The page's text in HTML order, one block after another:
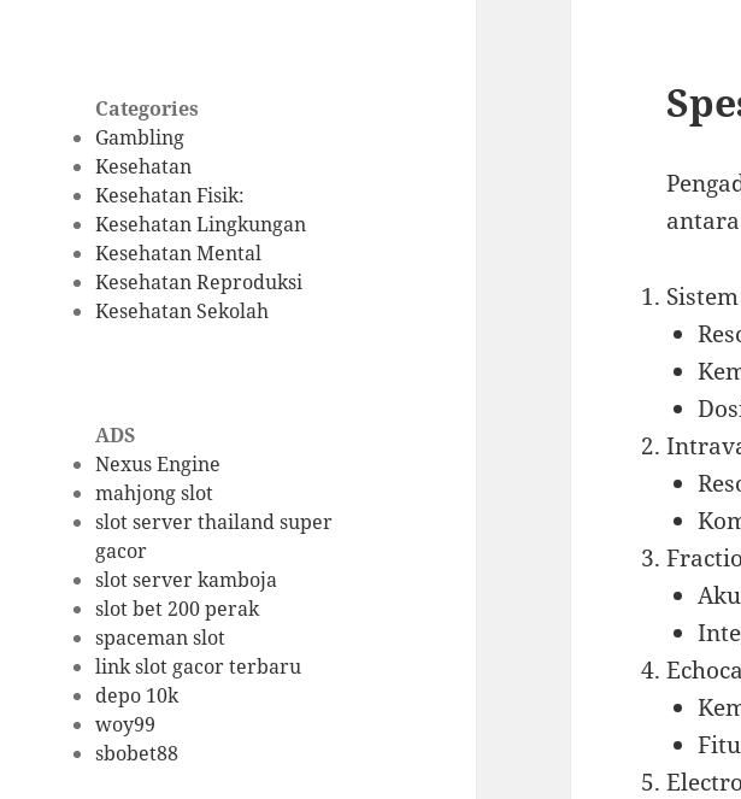
Categories
Gambling
Kesehatan
Kesehatan Fisik:
Kesehatan Lingkungan
Kesehatan Mental
Kesehatan Reproduksi
Kesehatan Sekolah
ADS
Nexus Engine
mahjong slot
slot server thailand super
gacor
slot server kamboja
slot bet 200 perak
spaceman slot
link slot gacor terbaru
depo 10k
woy99
sbobet88